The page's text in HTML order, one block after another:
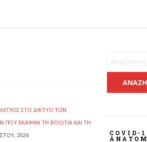
ΣΤΟ ΔΊΚΤΥΟ ΤΩΝ
ΠΟΥ ΈΚΑΨΑΝ ΤΗ ΒΟΙΩΤΊΑ ΚΑΙ ΤΗ
2026
Αναζήτηση
COVID-